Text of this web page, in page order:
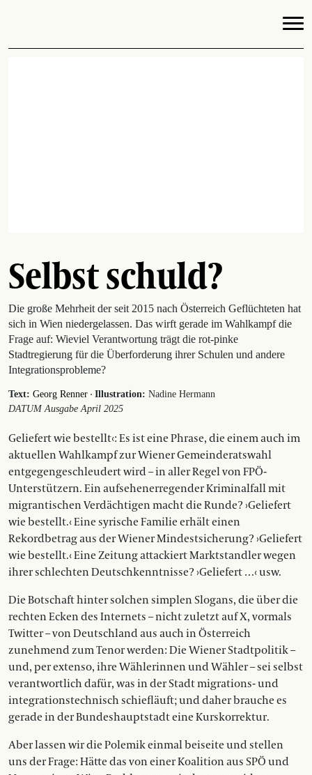
Selbst schuld?
Die große Mehrheit der seit 2015 nach Österreich Geflüchteten hat
sich in Wien niedergelassen. Das wirft gerade im Wahlkampf die
Frage auf: Wieviel Verantwortung trägt die rot-pinke
Stadtregierung für die Überforderung ihrer Schulen und andere
Integrationsprobleme?
Text: Georg Renner · Illustration: Nadine Hermann
DATUM Ausgabe April 2025
Geliefert wie bestellt‹: Es ist eine Phrase, die einem auch im
aktuellen Wahlkampf zur Wiener Gemeinderatswahl
entgegengeschleudert wird – in aller Regel von FPÖ-
Unterstützern. Ein aufsehenerregender Kriminalfall mit
migrantischen Verdächtigen macht die Runde? ›Geliefert
wie bestellt.‹ Eine syrische Familie erhält einen
Rekordbetrag aus der Wiener Mindestsicherung? ›Geliefert
wie bestellt.‹ Eine Zeitung attackiert Marktstandler wegen
ihrer schlechten Deutschkenntnisse? ›Geliefert …‹ usw.
Die Botschaft hinter solchen simplen Slogans, die über die
rechten Ecken des Internets – nicht zuletzt auf X, vormals
Twitter – von Deutschland aus auch in Österreich
zunehmend zum Tenor werden: Die Wiener Stadtpolitik –
und, per extenso, ihre Wählerinnen und Wähler – sei selbst
verantwortlich dafür, was in der Stadt migrations- und
integrationstechnisch schiefläuft; und daher brauche es
gerade in der Bundeshauptstadt eine Kurskorrektur.
Aber lassen wir die Polemik einmal beiseite und stellen
uns der Frage: Hätte das von einer Koalition aus SPÖ und